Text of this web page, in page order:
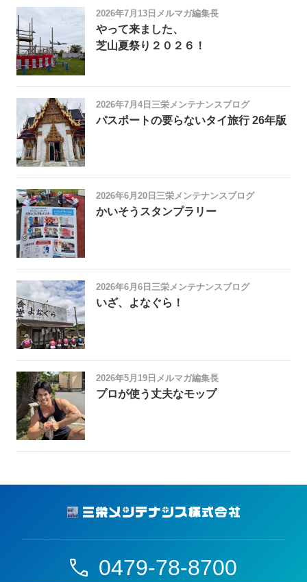
2026年7月13日 メルマガ編集長
やって来ました、
芝山夏祭り２０２６！
2026年7月4日 三栄メンテナンスブログ
パスポートの要らないタイ旅行 26年版
2026年6月20日 三栄メンテナンスブログ
かいそうスタンプラリー
2026年6月6日 三栄メンテナンスブログ
いざ、よなぐら！
2026年5月19日 メルマガ編集長
プロが使う丈夫なモップ
0479-78-8700